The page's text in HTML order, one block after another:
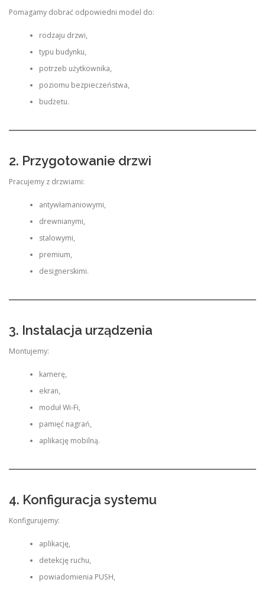
Pomagamy dobrać odpowiedni model do:
rodzaju drzwi,
typu budynku,
potrzeb użytkownika,
poziomu bezpieczeństwa,
budżetu.
2. Przygotowanie drzwi
Pracujemy z drzwiami:
antywłamaniowymi,
drewnianymi,
stalowymi,
premium,
designerskimi.
3. Instalacja urządzenia
Montujemy:
kamerę,
ekran,
moduł Wi-Fi,
pamięć nagrań,
aplikację mobilną.
4. Konfiguracja systemu
Konfigurujemy:
aplikację,
detekcję ruchu,
powiadomienia PUSH,